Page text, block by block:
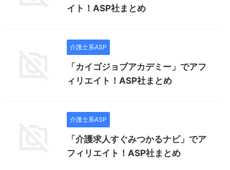
イト！ASP社まとめ
介護士系ASP
「カイゴジョブアカデミー」でアフ
ィリエイト！ASP社まとめ
介護士系ASP
「介護求人すぐみつかるナビ」でア
フィリエイト！ASP社まとめ